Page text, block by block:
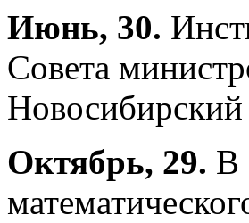
Июнь, 30.
Совета
Октябрь, 29. В